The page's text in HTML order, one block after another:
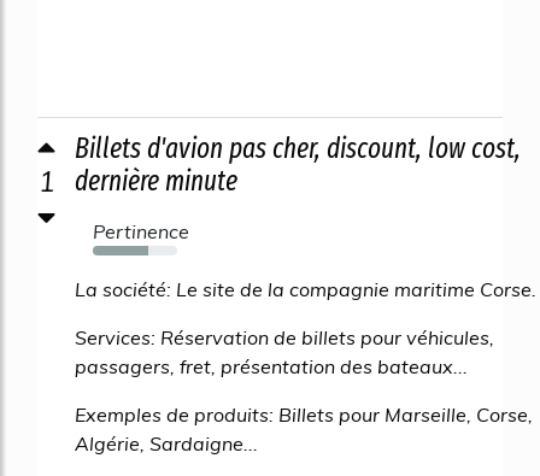
1
Billets d'avion pas cher, discount, low cost,
dernière minute
Pertinence
66%
La société: Le site de la compagnie maritime Corse.
Services: Réservation de billets pour véhicules,
passagers, fret, présentation des bateaux...
Exemples de produits: Billets pour Marseille, Corse,
Algérie, Sardaigne...